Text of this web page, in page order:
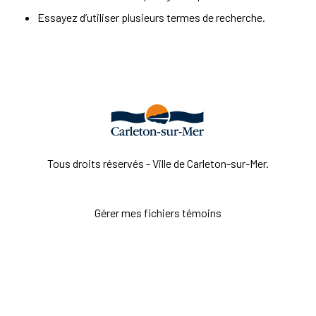
Essayez d’utiliser plusieurs termes de recherche.
Tous droits réservés - Ville de Carleton-sur-Mer.
Gérer mes fichiers témoins